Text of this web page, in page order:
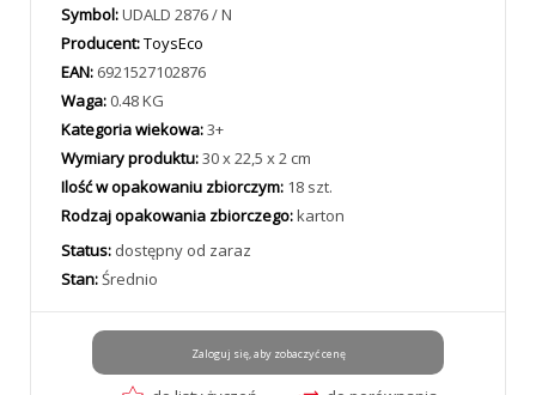
Symbol:UDALD 2876 / N
Producent:ToysEco
EAN: 6921527102876
Waga: 0.48 KG
Kategoria wiekowa:3+
Wymiary produktu:30 x 22,5 x 2 cm
Ilość w opakowaniu zbiorczym: 18 szt.
Rodzaj opakowania zbiorczego:karton
Status: dostępny od zaraz
Stan:Średnio
Zaloguj się, aby zobaczyć cenę